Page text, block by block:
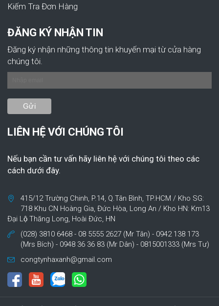
Kiếm Tra Đơn Hàng
ĐĂNG KÝ NHẬN TIN
Đăng ký nhận những thông tin khuyến mại từ cửa hàng
chúng tôi.
LIÊN HỆ VỚI CHÚNG TÔI
Nếu bạn cần tư vấn hãy liên hệ với chúng tôi theo các
cách dưới đây.
415/12 Trường Chinh, P.14, Q.Tân Bình, TP.HCM / Kho SG:
718 Khu CN Hoàng Gia, Đức Hòa, Long An / Kho HN: Km13
Đại Lộ Thăng Long, Hoài Đức, HN
(028) 3810 6468 - 08 5555 2627 (Mr Tân) - 0942 138 173
(Mrs Bích) - 0948 36 36 83 (Mr Dân) - 0815001333 (Mrs Tư)
congtynhaxanh@gmail.com